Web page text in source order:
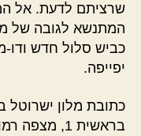
שרציתם לדעת. אל
המתנשא לגובה של
כביש סלול חדש ודו-
יפייפה.
כתובת מלון ישרוטל
בראשית 1, מצפה רמון, מיקוד: 80600.